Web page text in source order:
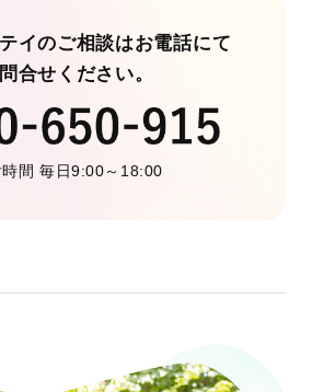
イのご相談はお電話にて
合せください。
間 毎日9:00～18:00